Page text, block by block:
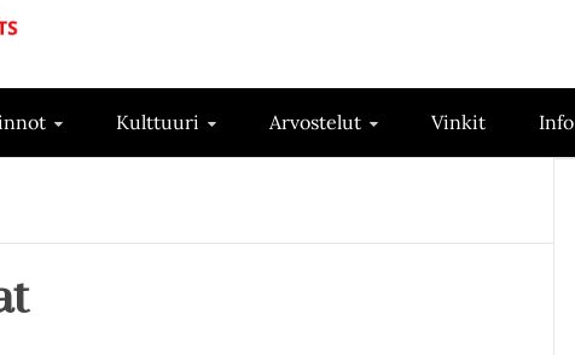
Kulttuuri Arvostelut Vinkit Info